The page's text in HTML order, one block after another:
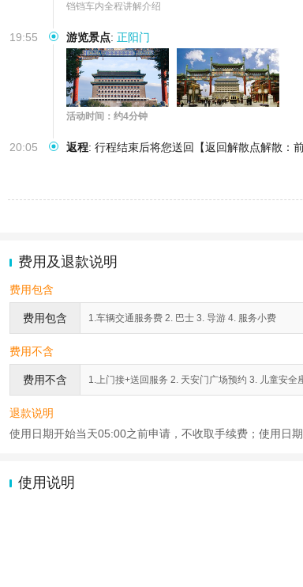
铛铛车内全程讲解介绍
19:55 游览景点: 正阳门
活动时间：约4分钟
20:05 返程: 行程结束后将您送回【返回解散点解散：前
费用及退款说明
费用包含
费用包含 1.车辆交通服务费 2. 巴士 3. 导游 4. 服务小费
费用不含
费用不含 1.上门接+送回服务 2. 天安门广场预约 3. 儿童安全
退款说明
使用日期开始当天05:00之前申请，不收取手续费；使用日
使用说明